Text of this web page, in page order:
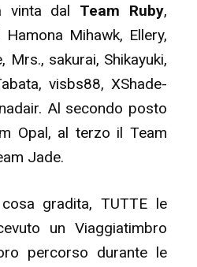
vinta dal Team Ruby,
Mihawk, Ellery,
Mrs., sakurai, Shikayuki,
visbs88, XShade-
Al secondo posto
Opal, al terzo il Team
Jade.
gradita, TUTTE le
un Viaggiatimbro
percorso durante le